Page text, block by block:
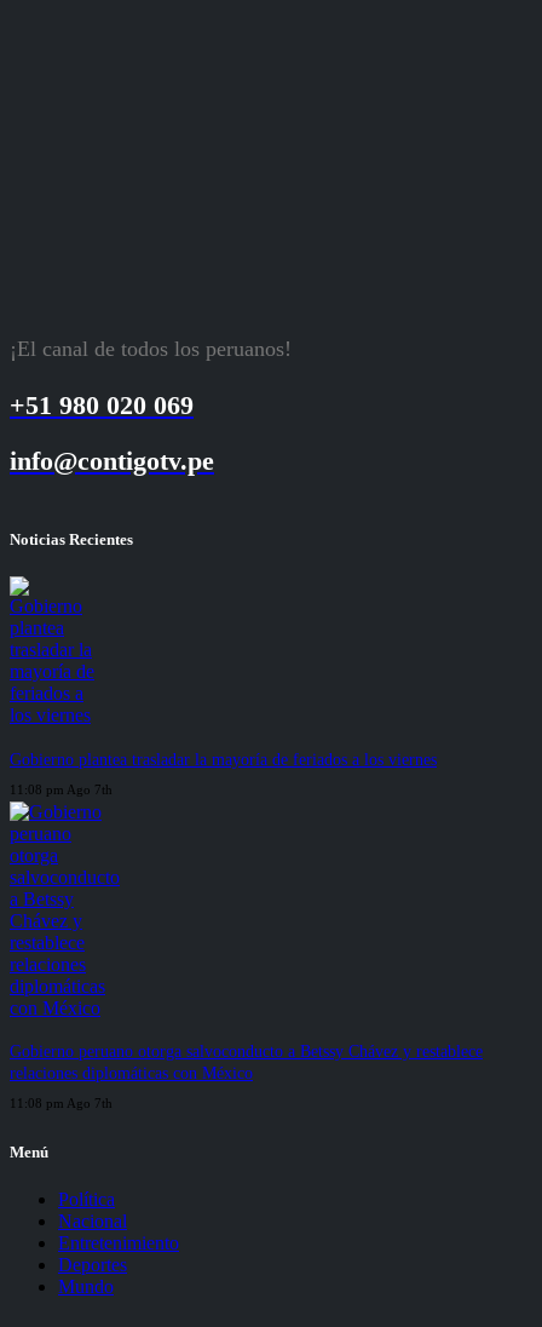
¡El canal de todos los peruanos!
+51 980 020 069
info@contigotv.pe
Noticias Recientes
Gobierno plantea trasladar la mayoría de feriados a los viernes
11:08 pm Ago 7th
Gobierno peruano otorga salvoconducto a Betssy Chávez y restablece
relaciones diplomáticas con México
11:08 pm Ago 7th
Menú
Política
Nacional
Entretenimiento
Deportes
Mundo